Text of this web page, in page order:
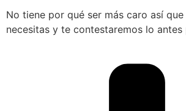
No tiene por qué ser más caro así
necesitas y te contestaremos lo antes